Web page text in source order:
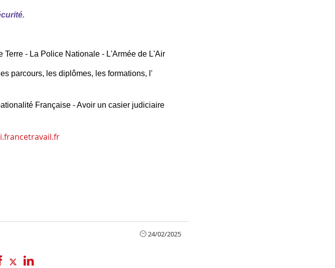
Terre - La Police Nationale - L'Armée de L'Air
parcours, les diplômes, les formations, l'
Française - Avoir un casier judiciaire
24/02/2025